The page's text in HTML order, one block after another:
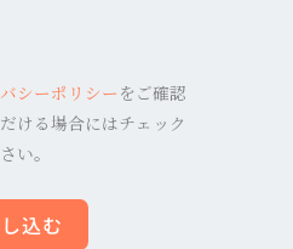
シーポリシー をご確認
ける場合にはチェック
い。
込む